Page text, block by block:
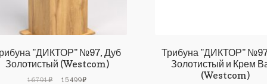
"ДИКТОР" №97, Дуб
Золотистый (Westcom)
16791₽
Первоначальная
15499₽Текущая
Трибуна "ДИКТОР"
Золотистый и Крем
(Westcom)